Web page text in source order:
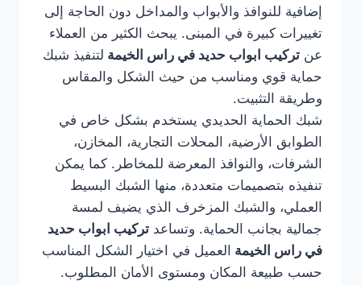
إضافية للنوافذ والأبواب والمداخل دون الحاجة إلى
تغييرات كبيرة في المبنى. يبحث الكثير من العملاء
عن تركيب ابواب حديد في راس الخيمة لتنفيذ شبك
حماية قوي ومناسب من حيث الشكل والمقاس
وطريقة التثبيت.
شبك الحماية الحديدي يستخدم بشكل خاص في
الطوابق الأرضية، المحلات التجارية، المخازن،
الشرفات، والنوافذ المعرضة للمخاطر. كما يمكن
تنفيذه بتصميمات متعددة، منها الشبك البسيط
العملي، والشبك المزخرف الذي يضيف لمسة
جمالية بجانب الحماية. وتساعد تركيب ابواب حديد
في راس الخيمة العميل في اختيار الشكل المناسب
حسب طبيعة المكان ومستوى الأمان المطلوب.